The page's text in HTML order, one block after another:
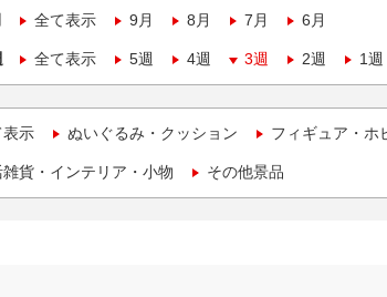
全て表示 9月 8月 7月 6月
全て表示 5週 4週 3週 2週 1週
表示 ぬいぐるみ・クッション フィギュア・ホ
貨・インテリア・小物 その他景品